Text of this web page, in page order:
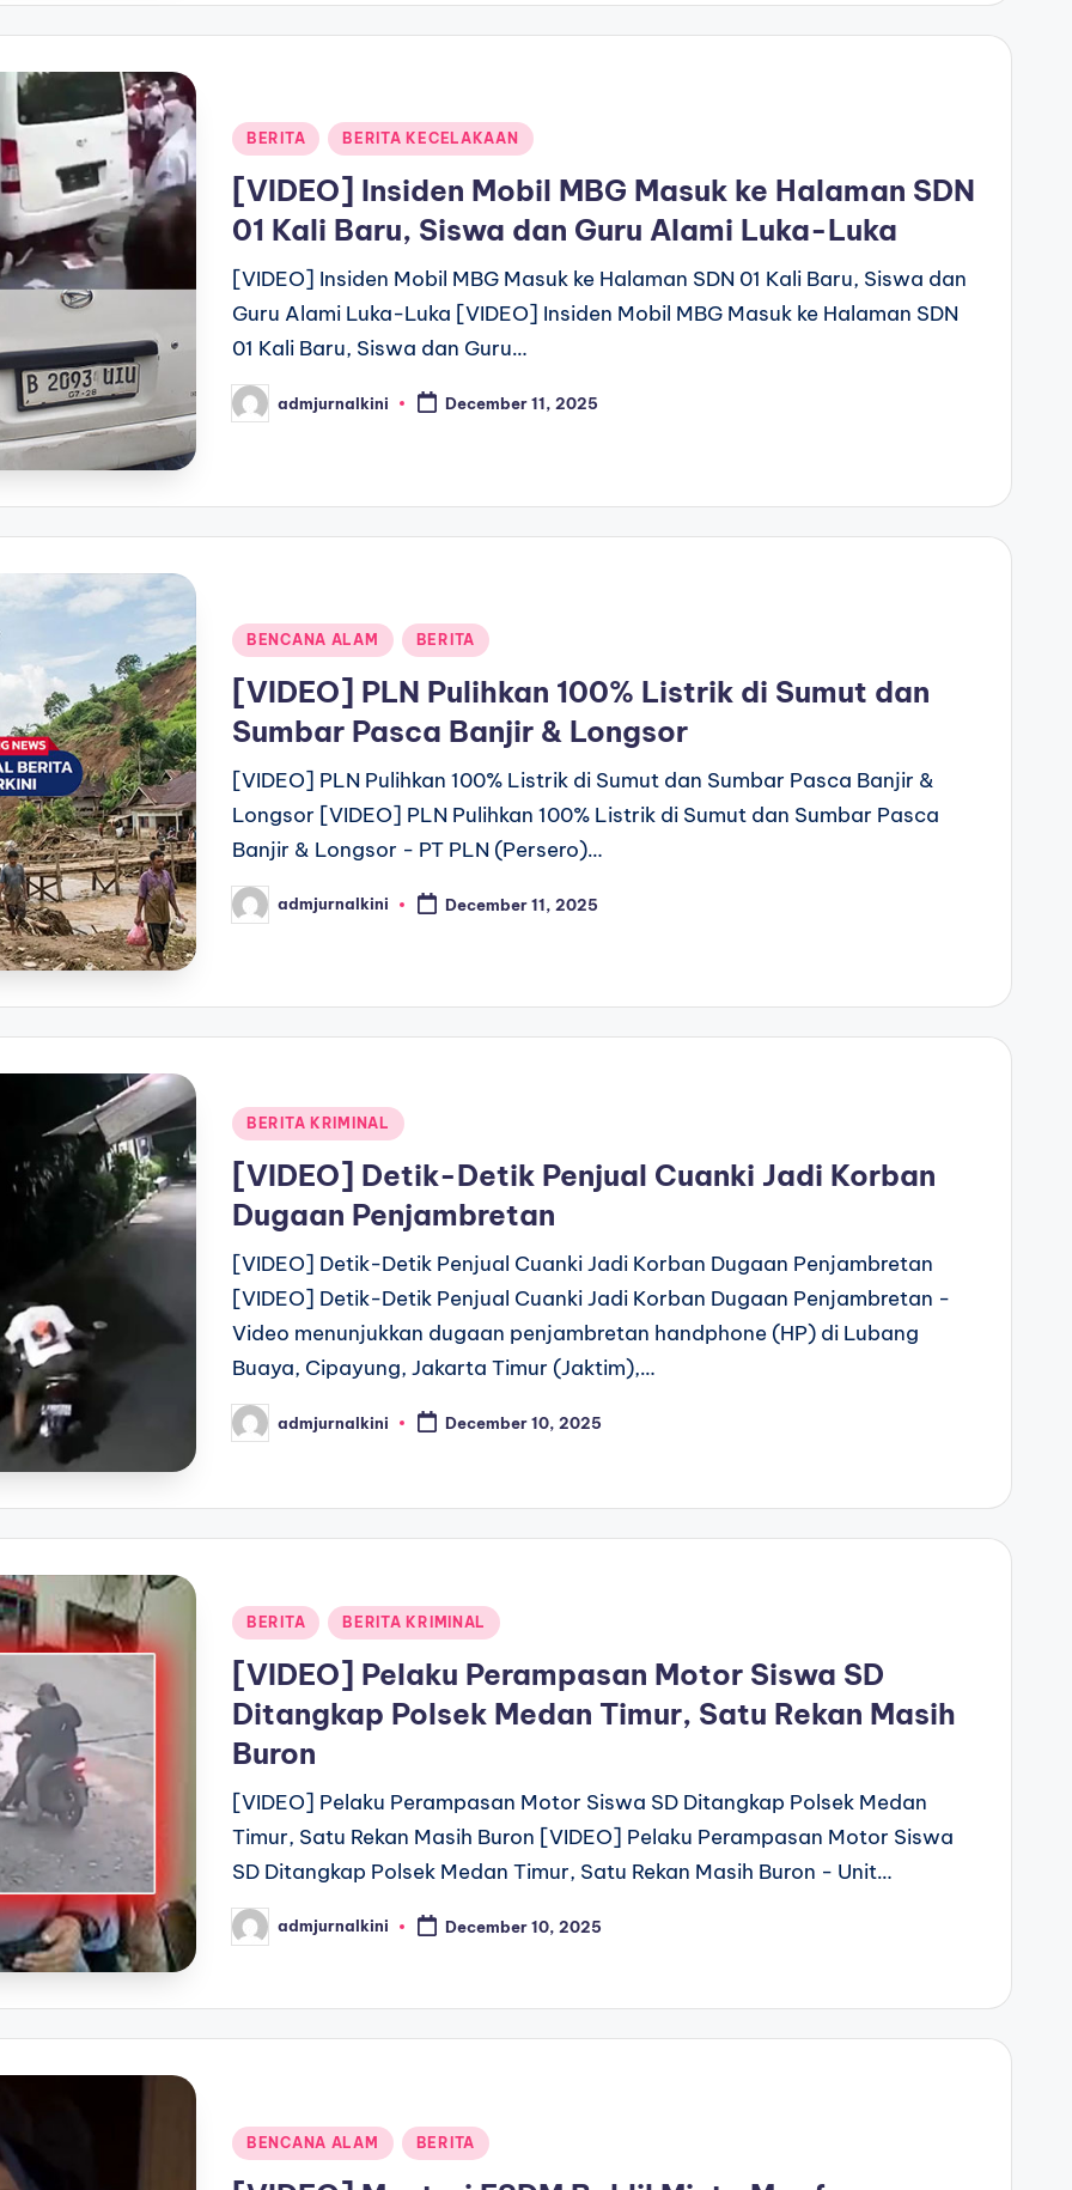
Posted
BERITA BERITA KECELAKAAN
[VIDEO] Insiden Mobil MBG Masuk ke Halaman SDN
01 Kali Baru, Siswa dan Guru Alami Luka-Luka
[VIDEO] Insiden Mobil MBG Masuk ke Halaman SDN 01 Kali Baru, Siswa dan
Guru Alami Luka-Luka [VIDEO] Insiden Mobil MBG Masuk ke Halaman SDN
01 Kali Baru, Siswa dan Guru…
Posted
by
admjurnalkini December 11, 2025
Posted
BENCANA ALAM BERITA
[VIDEO] PLN Pulihkan 100% Listrik di Sumut dan
Sumbar Pasca Banjir & Longsor
[VIDEO] PLN Pulihkan 100% Listrik di Sumut dan Sumbar Pasca Banjir &
Longsor [VIDEO] PLN Pulihkan 100% Listrik di Sumut dan Sumbar Pasca
Banjir & Longsor - PT PLN (Persero)…
Posted
by
admjurnalkini December 11, 2025
Posted
BERITA KRIMINAL
[VIDEO] Detik-Detik Penjual Cuanki Jadi Korban
Dugaan Penjambretan
[VIDEO] Detik-Detik Penjual Cuanki Jadi Korban Dugaan Penjambretan
[VIDEO] Detik-Detik Penjual Cuanki Jadi Korban Dugaan Penjambretan -
Video menunjukkan dugaan penjambretan handphone (HP) di Lubang
Buaya, Cipayung, Jakarta Timur (Jaktim),…
Posted
by
admjurnalkini December 10, 2025
Posted
BERITA BERITA KRIMINAL
[VIDEO] Pelaku Perampasan Motor Siswa SD
Ditangkap Polsek Medan Timur, Satu Rekan Masih
Buron
[VIDEO] Pelaku Perampasan Motor Siswa SD Ditangkap Polsek Medan
Timur, Satu Rekan Masih Buron [VIDEO] Pelaku Perampasan Motor Siswa
SD Ditangkap Polsek Medan Timur, Satu Rekan Masih Buron - Unit…
Posted
by
admjurnalkini December 10, 2025
Posted
BENCANA ALAM BERITA